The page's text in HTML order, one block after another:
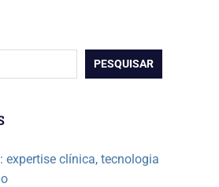
PESQUISAR
expertise clínica, tecnologia